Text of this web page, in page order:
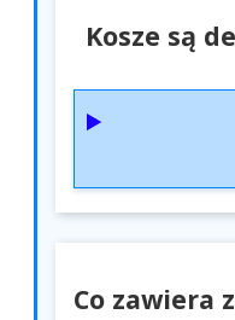
Kosze są
Co zawiera